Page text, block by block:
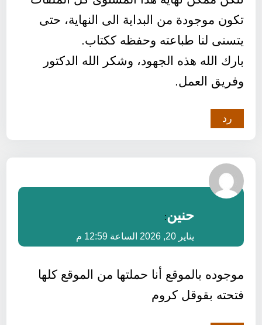
تكون موجودة من البداية الى النهاية، حتى
يتسنى لنا طباعته وحفظه ككتاب.
بارك الله هذه الجهود، وشكر الله الدكتور
وفريق العمل.
رد
حنين:
يناير 20, 2026 الساعة 12:59 م
موجوده بالموقع أنا حملتها من الموقع كلها
فتحته بقوقل كروم